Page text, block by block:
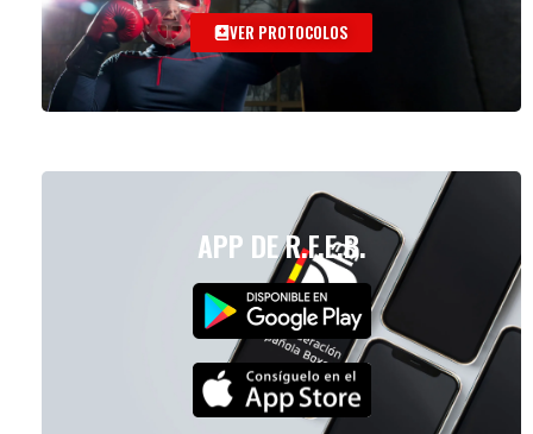
VER PROTOCOLOS
APP DE R.F.E.B.